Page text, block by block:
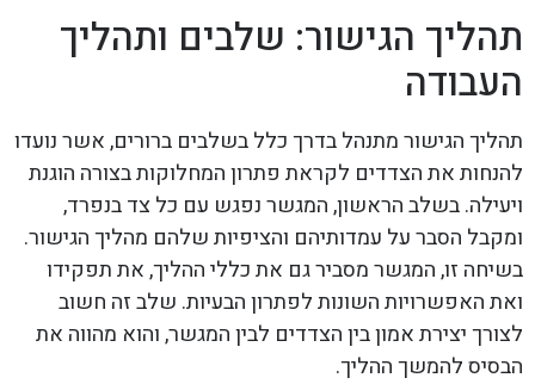
תהליך הגישור: שלבים ותהליך
העבודה
תהליך הגישור מתנהל בדרך כלל בשלבים ברורים, אשר נועדו
להנחות את הצדדים לקראת פתרון המחלוקות בצורה הוגנת
ויעילה. בשלב הראשון, המגשר נפגש עם כל צד בנפרד,
ומקבל הסבר על עמדותיהם והציפיות שלהם מהליך הגישור.
בשיחה זו, המגשר מסביר גם את כללי ההליך, את תפקידו
ואת האפשרויות השונות לפתרון הבעיות. שלב זה חשוב
לצורך יצירת אמון בין הצדדים לבין המגשר, והוא מהווה את
הבסיס להמשך ההליך.